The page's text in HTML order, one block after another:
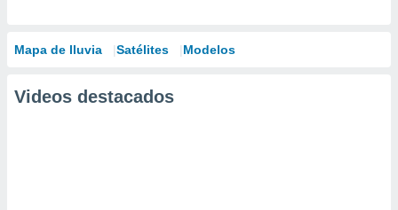
Mapa de lluvia Satélites Modelos
Videos destacados